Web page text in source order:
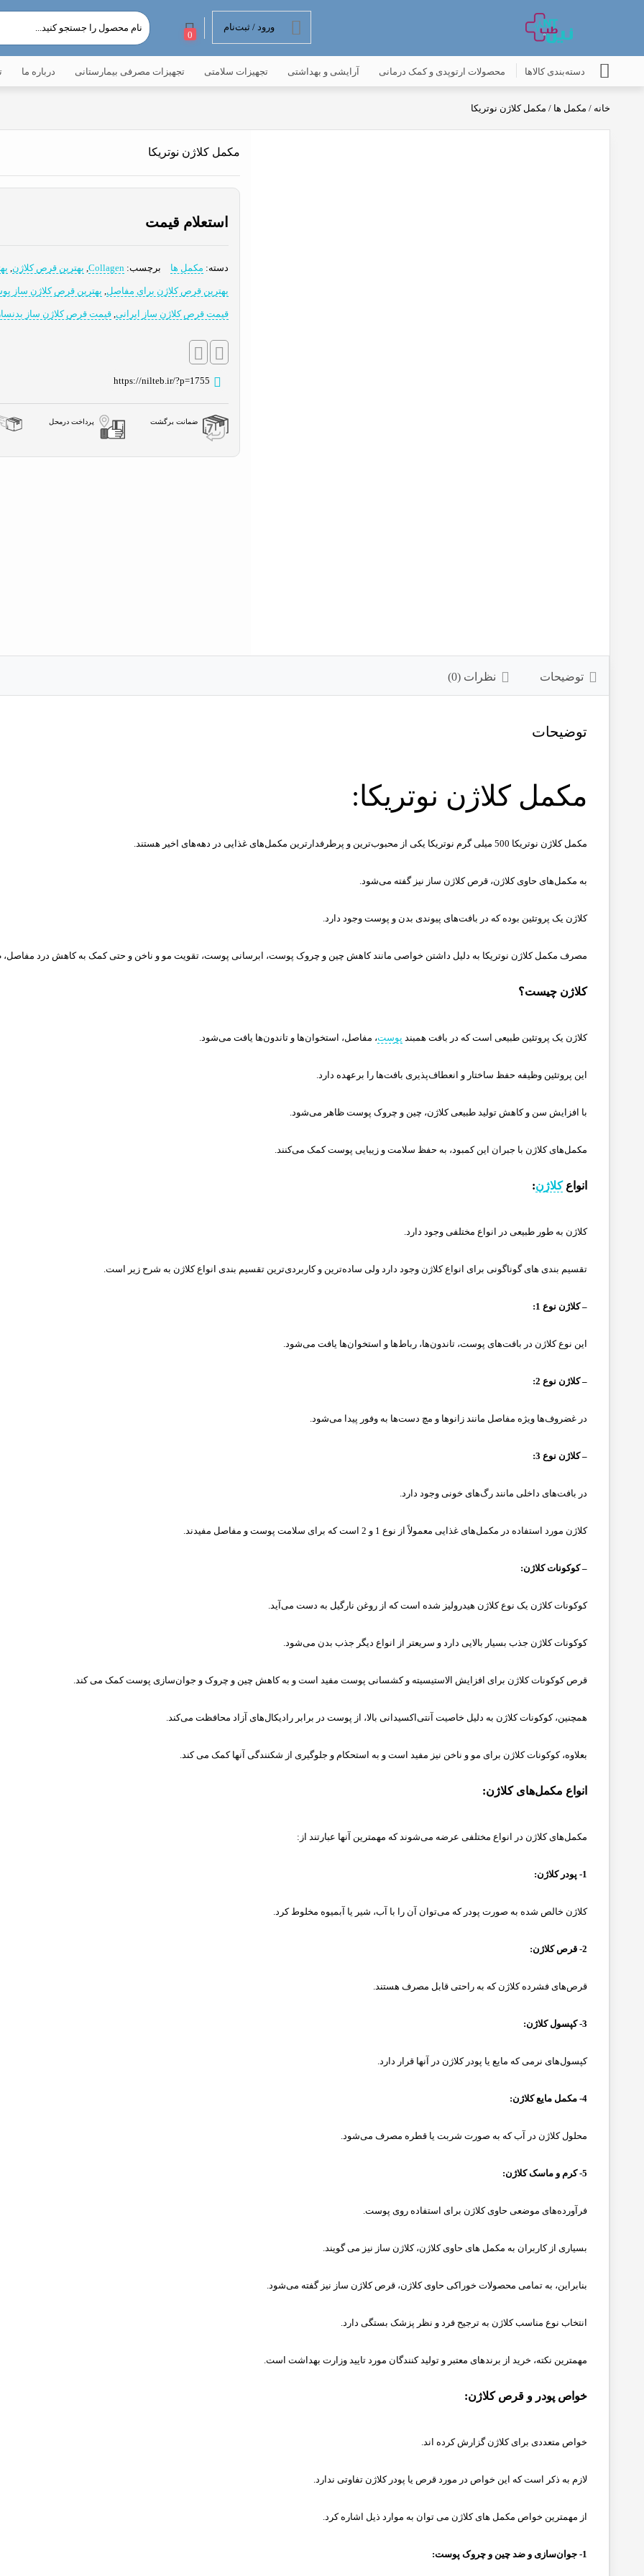
0
ورود / ثبت‌نام
دسته‌بندی کالاها محصولات ارتوپدی و کمک درمانی آرایشی و بهداشتی تجهیزات سلامتی تجهیزات مصرفی بیمارستانی درباره ما
خانه / مکمل ها / مکمل کلاژن نوتریکا
مکمل کلاژن نوتریکا
استعلام قیمت
دسته: مکمل ها برچسب:Collagen
, بهترین قرص کلاژن,
بهترین قرص کلاژن برای مفاصل, بهترین قرص کلاژن ساز
قیمت قرص کلاژن ساز ایرانی,قیمت قرص کلاژن ساز
https://nilteb.ir/?p=1755
ضمانت برگشت پرداخت درمحل
توضیحات نظرات (0)
توضیحات
مکمل کلاژن نوتریکا:
مکمل کلاژن نوتریکا 500 میلی گرم نوتریکا یکی از محبوب‌ترین و پرطرفدارترین مکمل‌های غذایی در دهه‌های اخیر هستند.
به مکمل‌های حاوی کلاژن، قرص کلاژن ساز نیز گفته می‌شود.
کلاژن یک پروتئین بوده که در بافت‌های پیوندی بدن و پوست وجود دارد.
مصرف مکمل کلاژن نوتریکا به دلیل داشتن خواصی مانند کاهش چین و چروک پوست، ابرسانی پوست، تقویت مو و ناخن و حتی کمک به کاهش درد مفاصل،
کلاژن چیست؟
کلاژن یک پروتئین طبیعی است که در بافت همبند پوست، مفاصل، استخوان‌ها و تاندون‌ها یافت می‌شود.
این پروتئین وظیفه حفظ ساختار و انعطاف‌پذیری بافت‌ها را برعهده دارد.
با افزایش سن و کاهش تولید طبیعی کلاژن، چین و چروک پوست ظاهر می‌شود.
مکمل‌های کلاژن با جبران این کمبود، به حفظ سلامت و زیبایی پوست کمک می‌کنند.
انواعکلاژن:
کلاژن به طور طبیعی در انواع مختلفی وجود دارد.
تقسیم بندی های گوناگونی برای انواع کلاژن وجود دارد ولی ساده‌ترین و کاربردی‌ترین تقسیم بندی انواع کلاژن به شرح زیر است.
– کلاژن نوع 1:
این نوع کلاژن در بافت‌های پوست، تاندون‌ها، رباط‌ها و استخوان‌ها یافت می‌شود.
– کلاژن نوع 2:
در غضروف‌ها ویژه مفاصل مانند زانوها و مچ دست‌ها به وفور پیدا می‌شود.
– کلاژن نوع 3:
در بافت‌های داخلی مانند رگ‌های خونی وجود دارد.
کلاژن مورد استفاده در مکمل‌های غذایی معمولاً از نوع 1 و 2 است که برای سلامت پوست و مفاصل مفیدند.
– کوکونات کلاژن:
کوکونات کلاژن یک نوع کلاژن هیدرولیز شده است که از روغن نارگیل به دست می‌آید.
کوکونات کلاژن جذب بسیار بالایی دارد و سریعتر از انواع دیگر جذب بدن می‌شود.
قرص کوکونات کلاژن برای افزایش الاستیسیته و کشسانی پوست مفید است و به کاهش چین و چروک و جوان‌سازی پوست کمک می کند.
همچنین، کوکونات کلاژن به دلیل خاصیت آنتی‌اکسیدانی بالا، از پوست در برابر رادیکال‌های آزاد محافظت می‌کند.
بعلاوه، کوکونات کلاژن برای مو و ناخن نیز مفید است و به استحکام و جلوگیری از شکنندگی آنها کمک می کند.
انواع مکمل‌های کلاژن:
مکمل‌های کلاژن در انواع مختلفی عرضه می‌شوند که مهمترین آنها عبارتند از:
1- پودر کلاژن:
کلاژن خالص شده به صورت پودر که می‌توان آن را با آب، شیر یا آبمیوه مخلوط کرد.
2- قرص کلاژن:
قرص‌های فشرده کلاژن که به راحتی قابل مصرف هستند.
3- کپسول کلاژن:
کپسول‌های نرمی که مایع یا پودر کلاژن در آنها قرار دارد.
4- مکمل مایع کلاژن:
محلول کلاژن در آب که به صورت شربت یا قطره مصرف می‌شود.
5- کرم و ماسک کلاژن:
فرآورده‌های موضعی حاوی کلاژن برای استفاده روی پوست.
بسیاری از کاربران به مکمل های حاوی کلاژن، کلاژن ساز نیز می گویند.
بنابراین، به تمامی محصولات خوراکی حاوی کلاژن، قرص کلاژن ساز نیز گفته می‌شود.
انتخاب نوع مناسب کلاژن به ترجیح فرد و نظر پزشک بستگی دارد.
مهمترین نکته، خرید از برندهای معتبر و تولید کنندگان مورد تایید وزارت بهداشت است.
خواص پودر و قرص کلاژن:
خواص متعددی برای کلاژن گزارش کرده اند.
لازم به ذکر است که این خواص در مورد قرص یا پودر کلاژن تفاوتی ندارد.
از مهمترین خواص مکمل های کلاژن می توان به موارد ذیل اشاره کرد.
1- جوان‌سازی و ضد چین و چروک پوست: